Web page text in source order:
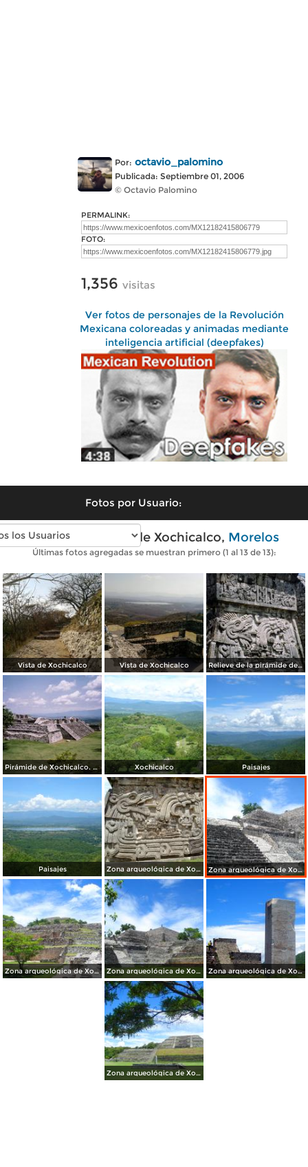
Por: octavio_palomino
Publicada: Septiembre 01, 2006
© Octavio Palomino
PERMALINK:
FOTO:
1,356 visitas
Ver fotos de personajes de la Revolución
Mexicana coloreadas y animadas mediante
inteligencia artificial (deepfakes)
Fotos por Usuario:
Fotos modernas de Xochicalco, Morelos
Últimas fotos agregadas se muestran primero (1 al 13 de 13):
Vista de Xochicalco Vista de Xochicalco Relieve de la pirámide de la serpiente emplumada. Xochicalco. 2004
Pirámide de Xochicalco. Junio/2004 Xochicalco Paisajes
Paisajes Zona arqueológica de Xochicalco Zona arqueológica de Xochicalco
Zona arqueológica de Xochicalco Zona arqueológica de Xochicalco Zona arqueológica de Xochicalco
Zona arqueológica de Xochicalco